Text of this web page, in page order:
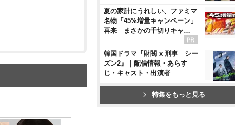
夏の家計にうれしい、ファミマ
名物「45%増量キャンペーン」
再来 まさかの千切りキャ…
韓国ドラマ『財閥 x 刑事 シー
ズン2』｜配信情報・あらす
じ・キャスト・出演者
特集をもっと見る